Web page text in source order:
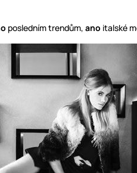
posledním trendům, ano italské